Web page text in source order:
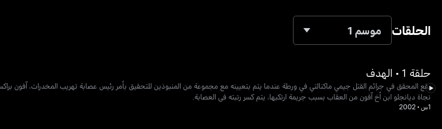
الحلقات موسم 1
حلقة 1 • الهدف
يقع المحقق في جرائم القتل جيمي ماكنالتي في ورطة عندما يتم بتعيينه مع مجموعة من المنبوذين للتحقيق بأمر رئيس عصابة تهريب المخدرات، آفون
نجاة ديانجلو ابن أخ آفون من العقاب بسبب جريمة ارتكبها، يتم كسر رتبته في العصابة.
1س •
2002